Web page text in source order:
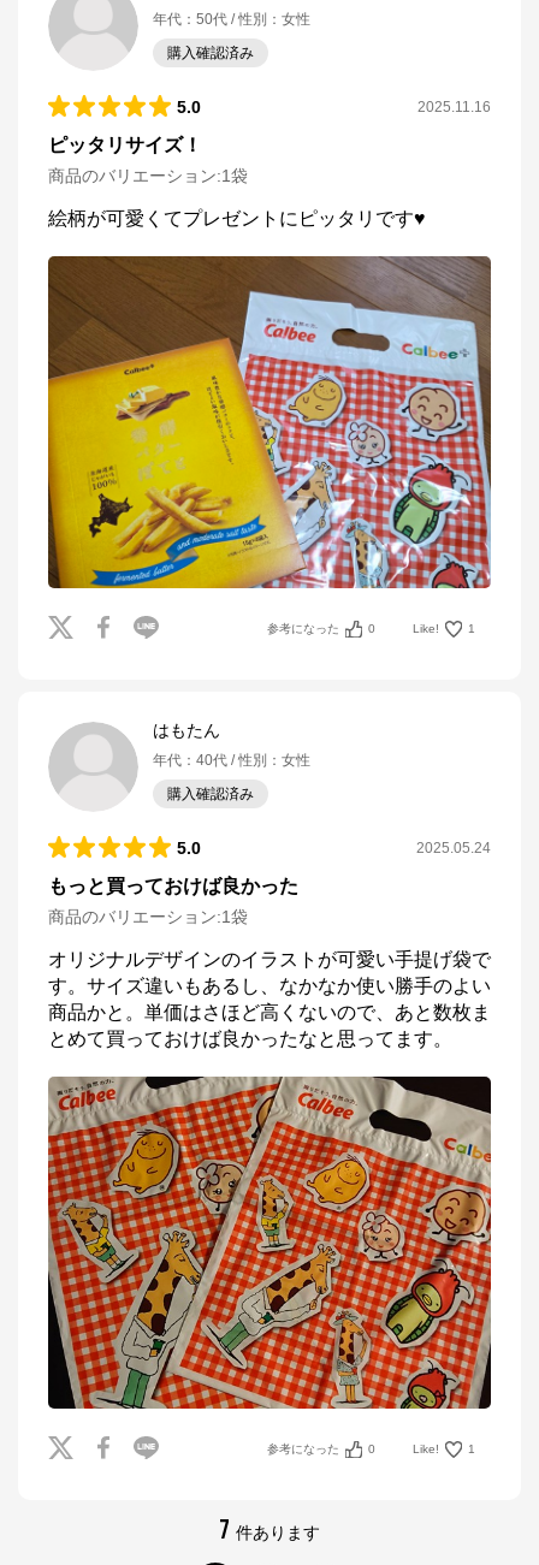
年代 ： 50代 性別 ： 女性
購入確認済み
5.0 2025.11.16
ピッタリサイズ！
商品のバリエーション:1袋
絵柄が可愛くてプレゼントにピッタリです♥️
参考になった 0 Like! 1
はもたん
年代 ： 40代 性別 ： 女性
購入確認済み
5.0 2025.05.24
もっと買っておけば良かった
商品のバリエーション:1袋
オリジナルデザインのイラストが可愛い手提げ袋で
す。サイズ違いもあるし、なかなか使い勝手のよい
商品かと。単価はさほど高くないので、あと数枚ま
とめて買っておけば良かったなと思ってます。
参考になった 0 Like! 1
7 件あります